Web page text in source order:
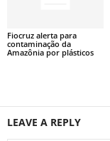
Fiocruz alerta para
contaminação da
Amazônia por plásticos
LEAVE A REPLY